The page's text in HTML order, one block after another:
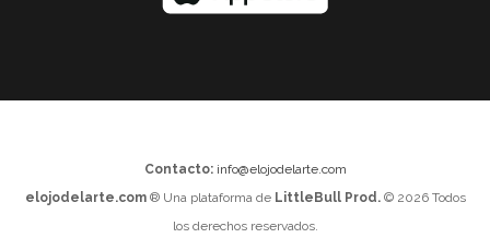
Contacto: info@elojodelarte.com
elojodelarte.com® Una plataforma de LittleBull Prod.© 2026 Todos
los derechos reservados.